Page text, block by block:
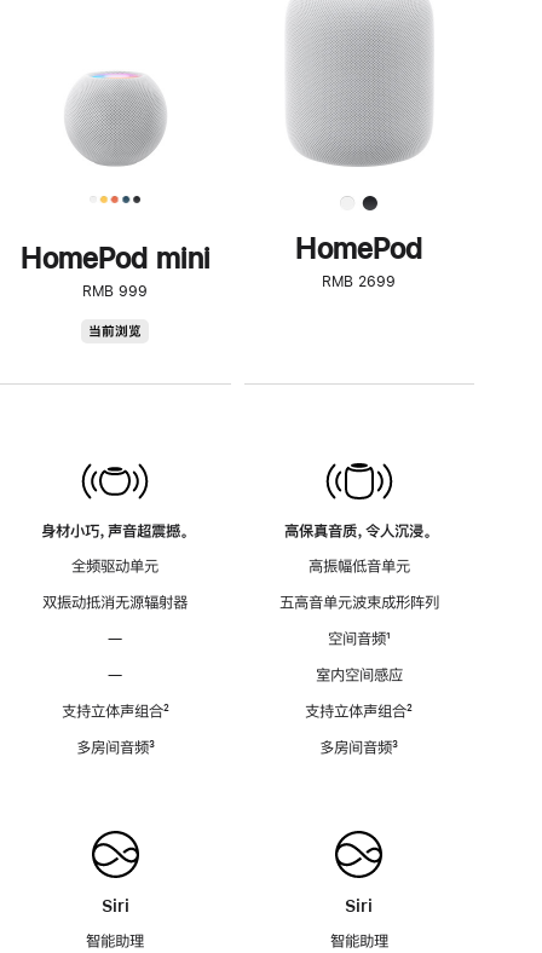
HomePod mini
RMB 999
当前浏览
身材小巧，声音超震撼。
全频驱动单元
双振动抵消无源辐射器
—
—
支持立体声组合脚
²
多房间音频脚
³
Siri
智能助理
了
解
HomePod<
HomePod
RMB 2699
高保真音质，令人沉浸。
高振幅低音单元
五高音单元波束成形阵列
空间音频脚
¹
室内空间感应
支持立体声组合脚
²
多房间音频脚
³
Siri
智能助理